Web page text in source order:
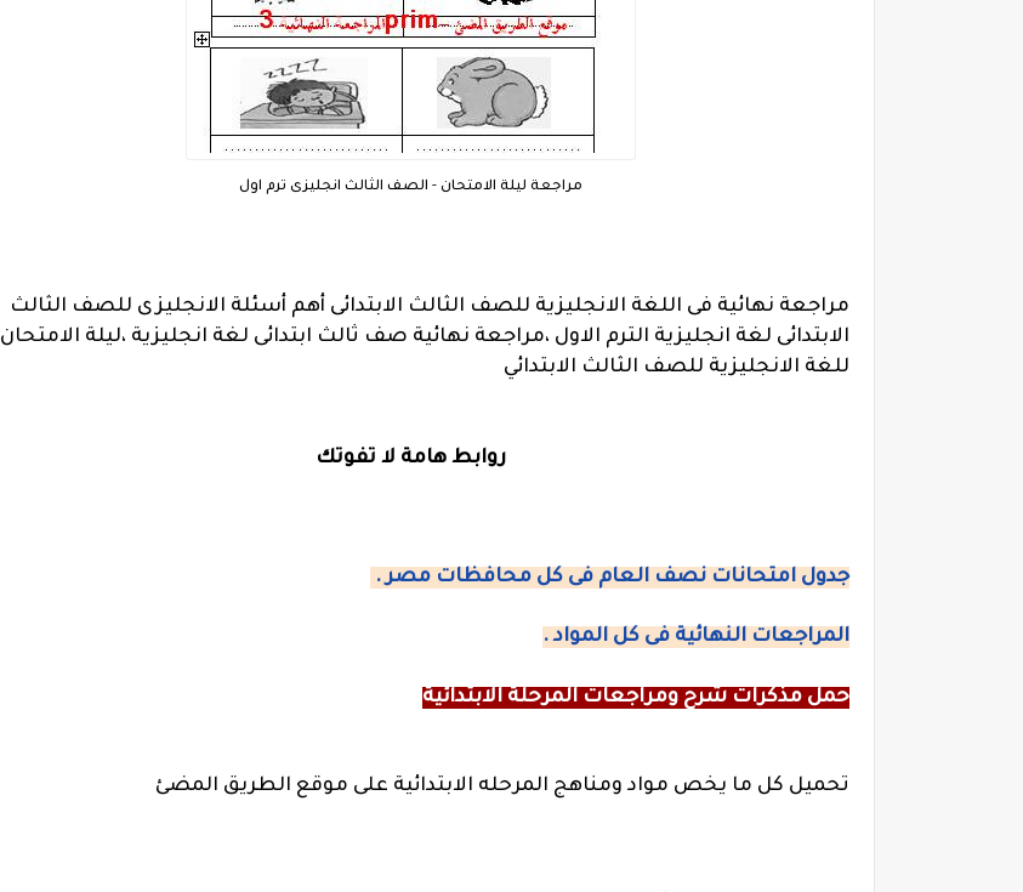
مراجعة ليلة الامتحان - الصف الثالث انجليزى ترم اول
مراجعة نهائية فى اللغة الانجليزية للصف الثالث الابتدائى أهم أسئلة الانجليزى للصف الثالث
الابتدائى لغة انجليزية الترم الاول ،مراجعة نهائية صف ثالث ابتدائى لغة انجليزية ،ليلة الامتحان
للغة الانجليزية للصف الثالث الابتدائي
روابط هامة لا تفوتك
جدول امتحانات نصف العام فى كل محافظات مصر .
المراجعات النهائية فى كل المواد .
حمل مذكرات شرح ومراجعات المرحلة الابتدائية
تحميل كل ما يخص مواد ومناهج المرحله الابتدائية على موقع الطريق المضئ